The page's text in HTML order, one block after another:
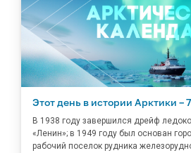
Этот день в истории Арктики – 7
В 1938 году завершился дрейф
«Ленин»; в 1949 году был основан
рабочий поселок рудника